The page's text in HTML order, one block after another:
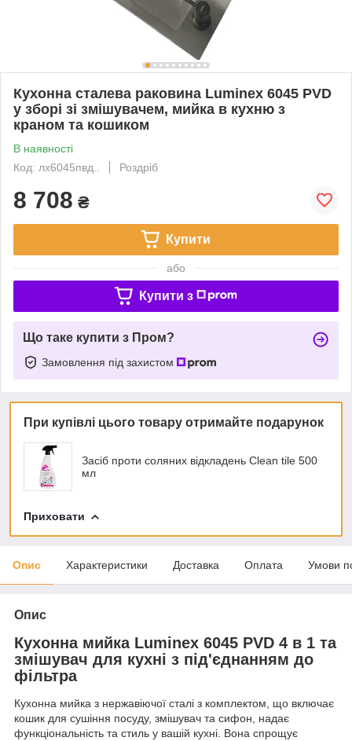
Кухонна сталева раковина Luminex 6045 PVD
у зборі зі змішувачем, мийка в кухню з
краном та кошиком
В наявності
Код: лх6045пвд..
Роздріб
8 708 ₴
Купити
або
Купити з
Що таке купити з Пром?
Замовлення під захистом
При купівлі цього товару отримайте подарунок
Засіб проти соляних відкладень Clean tile 500
мл
Приховати
Опис Характеристики Доставка Оплата Умови
Опис
Кухонна мийка Luminex 6045 PVD 4 в 1 та
змішувач для кухні з під'єднанням до
фільтра
Кухонна мийка з нержавіючої сталі з комплектом, що включає
кошик для сушіння посуду, змішувач та сифон, надає
функціональність та стиль у вашій кухні. Вона спрощує